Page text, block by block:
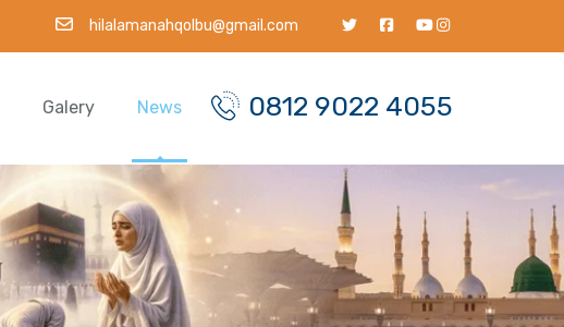
hilalamanahqolbu@gmail.com
0812 9022 4055
Galery News